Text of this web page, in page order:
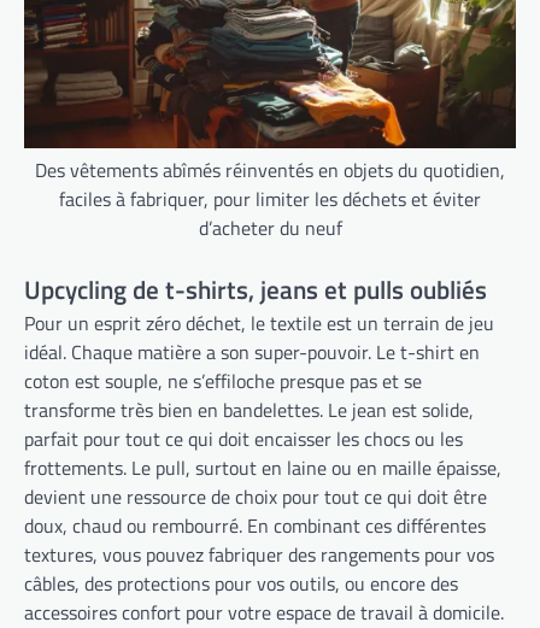
Des vêtements abîmés réinventés en objets du quotidien,
faciles à fabriquer, pour limiter les déchets et éviter
d’acheter du neuf
Upcycling de t-shirts, jeans et pulls oubliés
Pour un esprit zéro déchet, le textile est un terrain de jeu
idéal. Chaque matière a son super-pouvoir. Le t-shirt en
coton est souple, ne s’effiloche presque pas et se
transforme très bien en bandelettes. Le jean est solide,
parfait pour tout ce qui doit encaisser les chocs ou les
frottements. Le pull, surtout en laine ou en maille épaisse,
devient une ressource de choix pour tout ce qui doit être
doux, chaud ou rembourré. En combinant ces différentes
textures, vous pouvez fabriquer des rangements pour vos
câbles, des protections pour vos outils, ou encore des
accessoires confort pour votre espace de travail à domicile.